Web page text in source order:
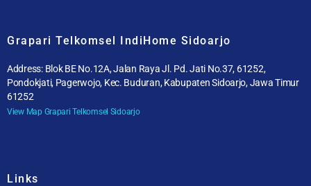
Grapari Telkomsel IndiHome Sidoarjo
Address: Blok BE No.12A, Jalan Raya Jl. Pd. Jati No.37, 61252,
Pondokjati, Pagerwojo, Kec. Buduran, Kabupaten Sidoarjo, Jawa Timur
61252
View Map Grapari Telkomsel Sidoarjo
Links